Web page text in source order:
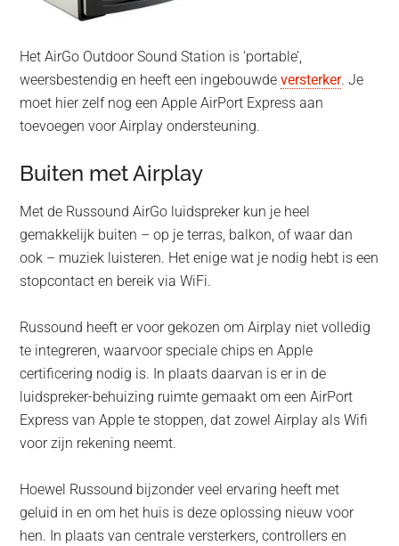
Het AirGo Outdoor Sound Station is ‘portable’,
weersbestendig en heeft een ingebouwdeversterker. Je
moet hier zelf nog een Apple AirPort Express aan
toevoegen voor Airplay ondersteuning.
Buiten met Airplay
Met de Russound AirGo luidspreker kun je heel
gemakkelijk buiten – op je terras, balkon, of waar dan
ook – muziek luisteren. Het enige wat je nodig hebt is een
stopcontact en bereik via WiFi.
Russound heeft er voor gekozen om Airplay niet volledig
te integreren, waarvoor speciale chips en Apple
certificering nodig is. In plaats daarvan is er in de
luidspreker-behuizing ruimte gemaakt om een AirPort
Express van Apple te stoppen, dat zowel Airplay als Wifi
voor zijn rekening neemt.
Hoewel Russound bijzonder veel ervaring heeft met
geluid in en om het huis is deze oplossing nieuw voor
hen. In plaats van centrale versterkers, controllers en